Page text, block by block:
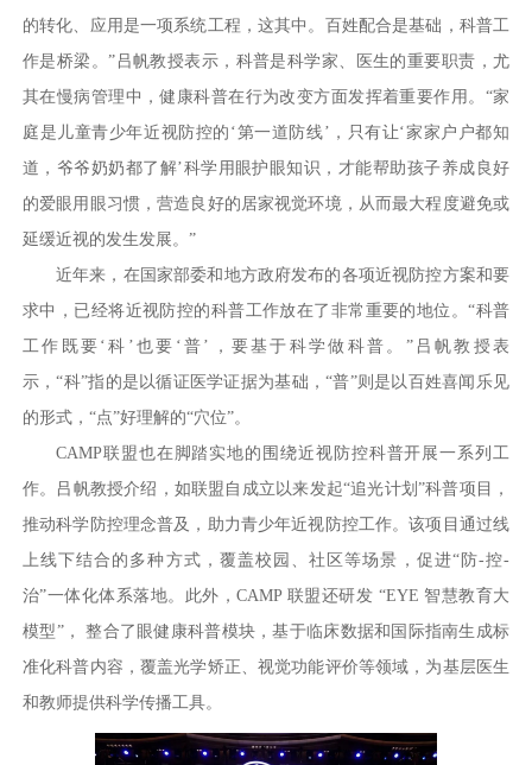
的转化、应用是一项系统工程，这其中。百姓配合是基础，科普工
作是桥梁。”吕帆教授表示，科普是科学家、医生的重要职责，尤
其在慢病管理中，健康科普在行为改变方面发挥着重要作用。“‌家
庭是儿童青少年近视防控的‘第一道防线’，只有让‘家家户户都知
道，爷爷奶奶都了解’科学用眼护眼知识，才能帮助孩子养成良好
的爱眼用眼习惯，营造良好的居家视觉环境，从而最大程度避免或
延缓近视的发生发展。”
近年来，在国家部委和地方政府发布的各项近视防控方案和要
求中，已经将近视防控的科普工作放在了非常重要的地位。“科普
工作既要‘科’也要‘普’，要基于科学做科普。”吕帆教授表
示，“科”指的是以循证医学证据为基础，“普”则是以百姓喜闻乐见
的形式，“点”好理解的“穴位”。
CAMP联盟也在脚踏实地的围绕近视防控科普开展一系列工
作。吕帆教授介绍，如联盟自成立以来发起“追光计划”科普项目，
推动科学防控理念普及，助力青少年近视防控工作。该项目通过线
上线下结合的多种方式，覆盖校园、社区等场景，促进“防-控-
治”一体化体系落地。此外，CAMP 联盟还研发 “EYE 智慧教育大
模型”， 整合了眼健康科普模块，基于临床数据和国际指南生成标
准化科普内容，覆盖光学矫正、视觉功能评价等领域，为基层医生
和教师提供科学传播工具。